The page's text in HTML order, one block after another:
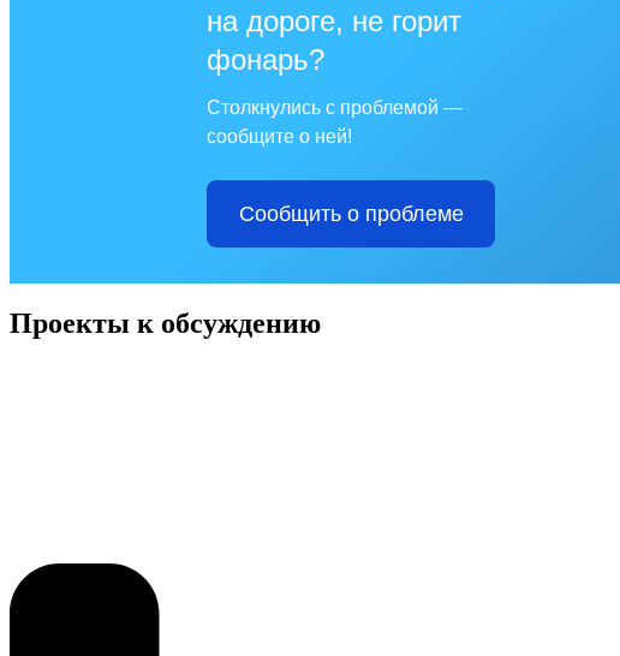
на дороге, не горит
фонарь?
Столкнулись с проблемой —
сообщите о ней!
Сообщить о проблеме
Проекты к обсуждению